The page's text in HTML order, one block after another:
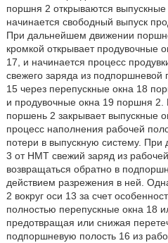
поршня 2 открываются
начинается свободный выпуск
При дальнейшем движении
кромкой открывает продувочные
17, и начинается процесс
свежего заряда из подпоршневой
15 через перепускные окна 18
и продувочные окна 19 поршня 2.
поршень 2 закрывает выпускные
процесс наполнения рабочей
потери в выпускную систему.
3 от НМТ свежий заряд из
возвращаться обратно в
действием разрежения в ней.
2 вокруг оси 13 за счет
полностью перепускные окна 18
предотвращая или снижая
подпоршневую полость 16 из